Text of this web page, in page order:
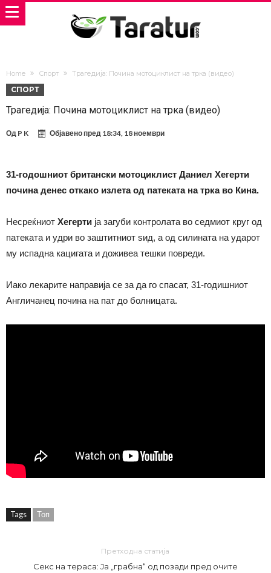
Home Спорт Трагедија: Почина мотоциклист на трка (видео)
СПОРТ
Трагедија: Почина мотоциклист на трка (видео)
Од P K Објавено пред 18:34, 18 ноември
31-годошниот британски мотоциклист Даниел Хегерти
почина денес откако излета од патеката на трка во Кина.
Несреќниот Хегерти ја загуби контролата во седмиот круг од
патеката и удри во заштитниот ѕид, а од силината на ударот
му испадна кацигата и доживеа тешки повреди.
Иако лекарите направија се за да го спасат, 31-годишниот
Англичанец почина на пат до болницата.
Tags Топ
Претходна статија
Секс на тераса: Ја „грабна“ од позади пред очите